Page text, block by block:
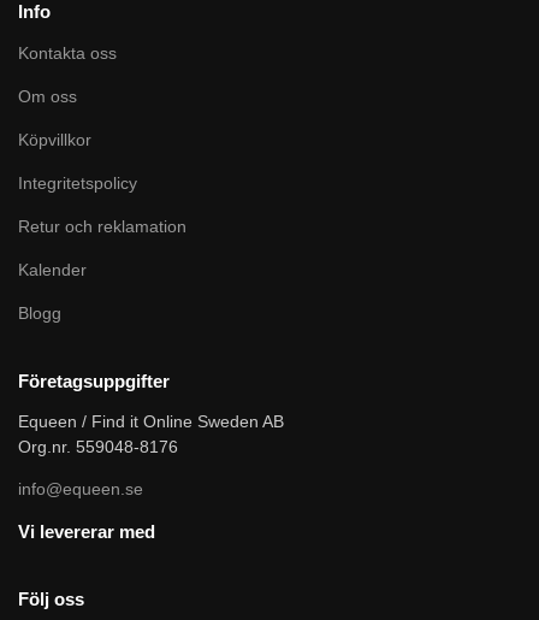
Info
Kontakta oss
Om oss
Köpvillkor
Integritetspolicy
Retur och reklamation
Kalender
Blogg
Företagsuppgifter
Equeen / Find it Online Sweden AB
Org.nr. 559048-8176
info@equeen.se
Vi levererar med
Följ oss